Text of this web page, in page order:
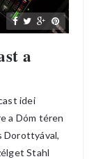
a
idei
a Dóm téren
Dorottyával,
Stahl